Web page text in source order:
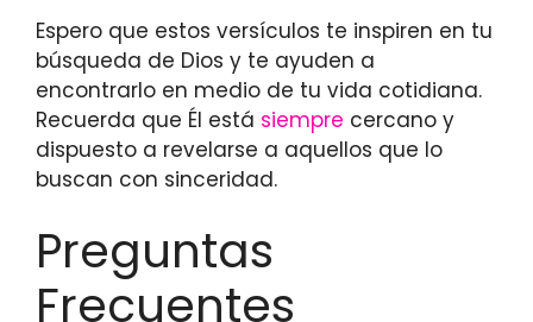
Espero que estos versículos te inspiren en tu
búsqueda de Dios y te ayuden a
encontrarlo en medio de tu vida cotidiana.
Recuerda que Él está siempre cercano y
dispuesto a revelarse a aquellos que lo
buscan con sinceridad.
Preguntas
Frecuentes